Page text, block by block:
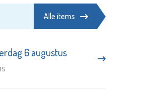
Alle items
6 augustus